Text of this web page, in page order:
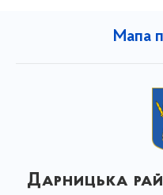
Мапа
Дарницька